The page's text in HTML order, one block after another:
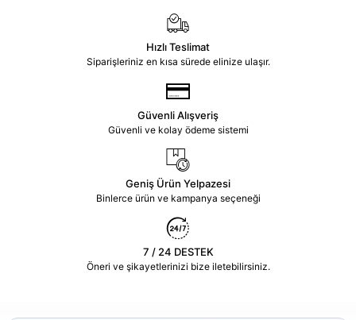
Hızlı Teslimat
Siparişleriniz en kısa sürede elinize ulaşır.
Güvenli Alışveriş
Güvenli ve kolay ödeme sistemi
Geniş Ürün Yelpazesi
Binlerce ürün ve kampanya seçeneği
7 / 24 DESTEK
Öneri ve şikayetlerinizi bize iletebilirsiniz.